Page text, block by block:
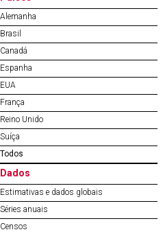
Alemanha
Brasil
Canadá
Espanha
EUA
França
Reino Unido
Suíça
Todos
Dados
Estimativas e dados globais
Séries anuais
Censos